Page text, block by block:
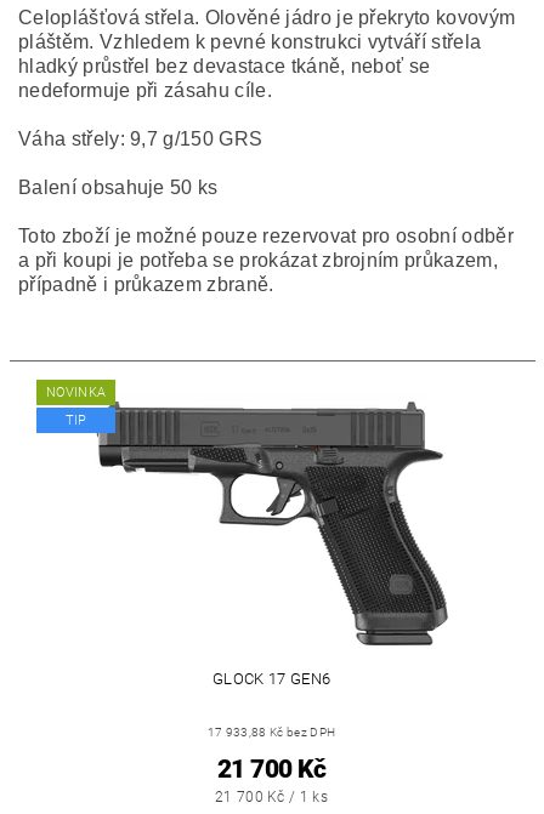
Celoplášťová střela. Olověné jádro je překryto kovovým
pláštěm. Vzhledem k pevné konstrukci vytváří střela
hladký průstřel bez devastace tkáně, neboť se
nedeformuje při zásahu cíle.
Váha střely: 9,7 g/150 GRS
Balení obsahuje 50 ks
Toto zboží je možné pouze rezervovat pro osobní odběr
a při koupi je potřeba se prokázat zbrojním průkazem,
případně i průkazem zbraně.
NOVINKA
TIP
GLOCK 17 GEN6
17 933,88 Kč bez DPH
21 700 Kč
21 700 Kč / 1 ks